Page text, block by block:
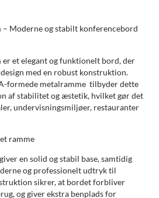
– Moderne og stabilt konferencebord
et elegant og funktionelt bord, der
med en robust konstruktion.
formede metalramme tilbyder dette
af stabilitet og æstetik, hvilket gør det
undervisningsmiljøer, restauranter
ramme
en solid og stabil base, samtidig
og professionelt udtryk til
sikrer, at bordet forbliver
og giver ekstra benplads for